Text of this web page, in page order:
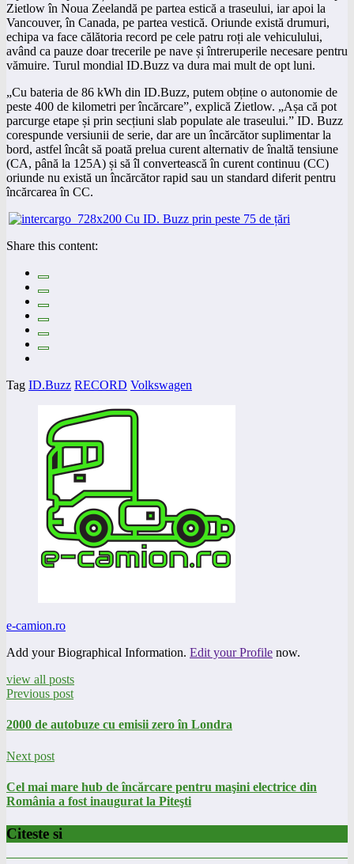
Zietlow în Noua Zeelandă pe partea estică a traseului, iar apoi la
Vancouver, în Canada, pe partea vestică. Oriunde există drumuri,
echipa va face călătoria record pe cele patru roți ale vehiculului,
având ca pauze doar trecerile pe nave și întreruperile necesare pentru
vămuire. Turul mondial ID.Buzz va dura mai mult de opt luni.
„Cu bateria de 86 kWh din ID.Buzz, putem obține o autonomie de
peste 400 de kilometri per încărcare”, explică Zietlow. „Așa că pot
parcurge etape și prin secțiuni slab populate ale traseului.” ID. Buzz
corespunde versiunii de serie, dar are un încărcător suplimentar la
bord, astfel încât să poată prelua curent alternativ de înaltă tensiune
(CA, până la 125A) și să îl convertească în curent continuu (CC)
oriunde nu există un încărcător rapid sau un standard diferit pentru
încărcarea în CC.
Share this content:
Tag ID.Buzz RECORD Volkswagen
e-camion.ro
Add your Biographical Information. Edit your Profile now.
view all posts
Previous post
2000 de autobuze cu emisii zero în Londra
Next post
Cel mai mare hub de încărcare pentru maşini electrice din
România a fost inaugurat la Piteşti
Citeste si